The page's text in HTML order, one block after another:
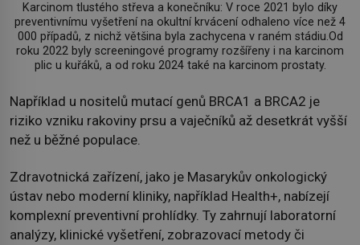
Karcinom tlustého střeva a konečníku: V roce 2021 bylo díky
preventivnímu vyšetření na okultní krvácení odhaleno více než 4
000 případů, z nichž většina byla zachycena v raném stádiu.Od
roku 2022 byly screeningové programy rozšířeny i na karcinom
plic u kuřáků, a od roku 2024 také na karcinom prostaty.
Například u nositelů mutací genů BRCA1 a BRCA2 je
riziko vzniku rakoviny prsu a vaječníků až desetkrát vyšší
než u běžné populace.
Zdravotnická zařízení, jako je Masarykův onkologický
ústav nebo moderní kliniky, například Health+, nabízejí
komplexní preventivní prohlídky. Ty zahrnují laboratorní
analýzy, klinické vyšetření, zobrazovací metody či